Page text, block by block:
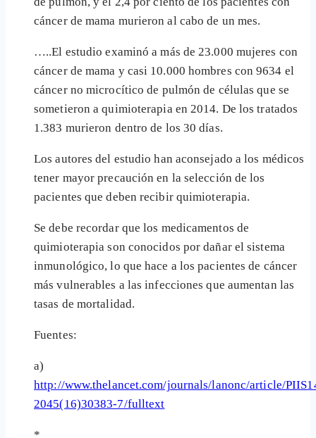
cáncer de mama murieron al cabo de un mes.
…..El estudio examinó a más de 23.000 mujeres con
cáncer de mama y casi 10.000 hombres con 9634 el
cáncer no microcítico de pulmón de células que se
sometieron a quimioterapia en 2014. De los tratados
1.383 murieron dentro de los 30 días.
Los autores del estudio han aconsejado a los médicos
tener mayor precaución en la selección de los
pacientes que deben recibir quimioterapia.
Se debe recordar que los medicamentos de
quimioterapia son conocidos por dañar el sistema
inmunológico, lo que hace a los pacientes de cáncer
más vulnerables a las infecciones que aumentan las
tasas de mortalidad.
Fuentes:
a)
http://www.thelancet.com/journals/lanonc/article/
2045(16)30383-7/fulltext
*